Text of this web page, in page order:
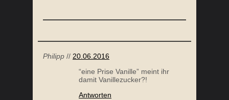
Philipp // 20.06.2016
“eine Prise Vanille” meint ihr
damit Vanillezucker?!
Antworten